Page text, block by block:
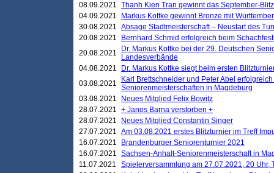
08.09.2021 Thanh Kien Tran gewinnt das September-
04.09.2021
Markus Kottke gewinnt Bronze mit
30.08.2021 Absage Stadtmeisterschaft – Neustart des
20.08.2021
Bernhard Schmid erfolgreich beim
20.08.2021
Dr. Markus Kottke bei der 29. Deutschen
Landesverbände
04.08.2021
Dr. Markus Kottke siegt beim ersten
03.08.2021
Karl Brettschneider und Peter Abel
Seniorenmeisterschaften in Magdeburg
03.08.2021
Neues Mitglied Felix Bowitz
28.07.2021 + Janos Barna verstorben +
28.07.2021
Neues Mitglied Constantin Singer
27.07.2021 Am 03.08.2021 erstes Blitzturnier im Treff
16.07.2021
Brandenburger Seniorenturnier 2021
16.07.2021 Sachsen-Anhalt-Seniorenmeisterschaft in
11.07.2021
Spielerversammlung am 27.07.2021, 20 Uhr,